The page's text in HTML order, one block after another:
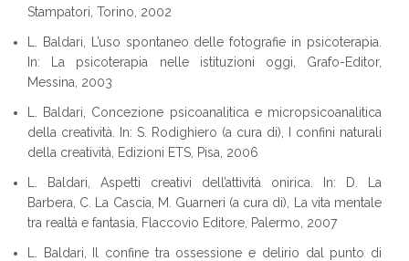
Stampatori, Torino, 2002
L. Baldari, L’uso spontaneo delle fotografie in psicoterapia.
In: La psicoterapia nelle istituzioni oggi, Grafo-Editor,
Messina, 2003
L. Baldari, Concezione psicoanalitica e micropsicoanalitica
della creatività. In: S. Rodighiero (a cura di), I confini naturali
della creatività, Edizioni ETS, Pisa, 2006
L. Baldari, Aspetti creativi dell’attività onirica. In: D. La
Barbera, C. La Cascia, M. Guarneri (a cura di), La vita mentale
tra realtà e fantasia, Flaccovio Editore, Palermo, 2007
L. Baldari, Il confine tra ossessione e delirio dal punto di